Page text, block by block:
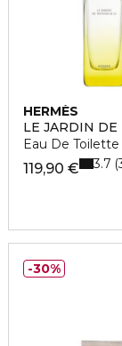
HERMÈS
LE JARDIN DE
Eau De Toilette
119,90 € 3.7
30%